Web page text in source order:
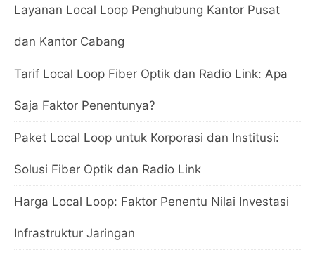
Layanan Local Loop Penghubung Kantor Pusat
dan Kantor Cabang
Tarif Local Loop Fiber Optik dan Radio Link: Apa
Saja Faktor Penentunya?
Paket Local Loop untuk Korporasi dan Institusi:
Solusi Fiber Optik dan Radio Link
Harga Local Loop: Faktor Penentu Nilai Investasi
Infrastruktur Jaringan